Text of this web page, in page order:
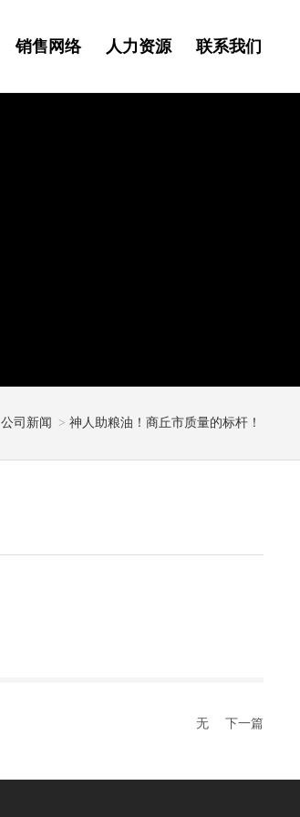
销售网络 人力资源 联系我们
公司新闻 神人助粮油！商丘市质量的标杆！
无 下一篇